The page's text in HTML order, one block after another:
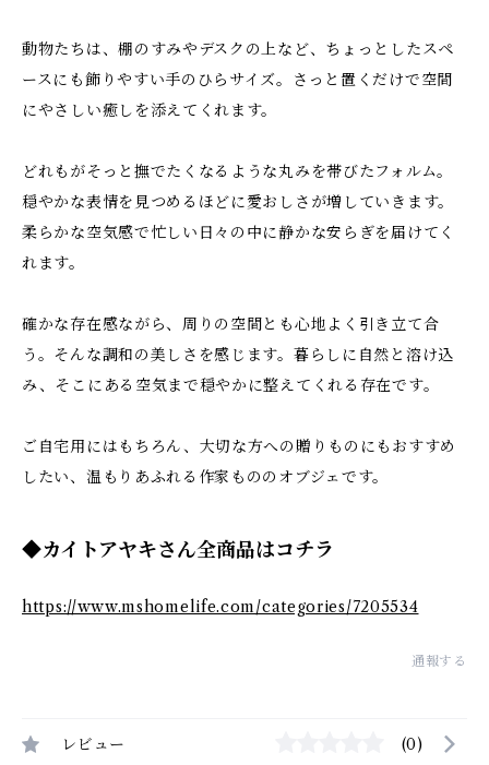
動物たちは、棚のすみやデスクの上など、ちょっとしたスペ
ースにも飾りやすい手のひらサイズ。さっと置くだけで空間
にやさしい癒しを添えてくれます。
どれもがそっと撫でたくなるような丸みを帯びたフォルム。
穏やかな表情を見つめるほどに愛おしさが増していきます。
柔らかな空気感で忙しい日々の中に静かな安らぎを届けてく
れます。
確かな存在感ながら、周りの空間とも心地よく引き立て合
う。そんな調和の美しさを感じます。暮らしに自然と溶け込
み、そこにある空気まで穏やかに整えてくれる存在です。
ご自宅用にはもちろん、大切な方への贈りものにもおすすめ
したい、温もりあふれる作家もののオブジェです。
◆カイトアヤキさん全商品はコチラ
https://www.mshomelife.com/categories/7205534
通報する
レビュー (0)